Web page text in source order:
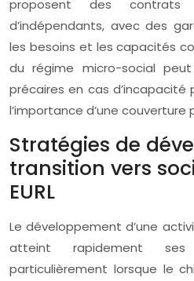
proposent des
d’indépendants, avec des
les besoins et les capacités
du régime micro-social
précaires en cas d’incapacité
l’importance d’une
Stratégies de
transition vers
EURL
Le développement d’une
atteint rapidement ses
particulièrement lorsque le